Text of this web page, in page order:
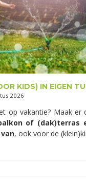
KIDS) IN EIGEN
2026
op vakantie? Maak er
of (dak)terras
, ook voor de